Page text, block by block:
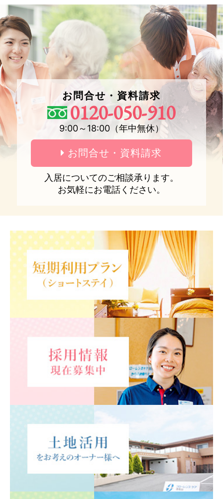
お問合せ・資料請求
0120-050-910
9:00～18:00（年中無休）
お問合せ・資料請求
入居についてのご相談承ります。
お気軽にお電話ください。